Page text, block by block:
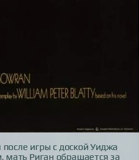
после игры с доской Уиджа
мать Риган обращается за